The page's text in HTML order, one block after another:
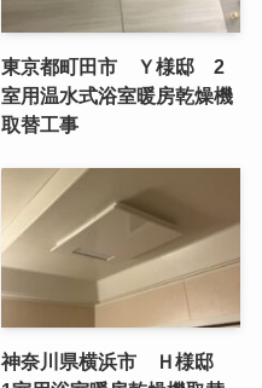
東京都町田市 Ｙ様邸 2
室用温水式浴室暖房乾燥機
取替工事
神奈川県横浜市 Ｈ様邸